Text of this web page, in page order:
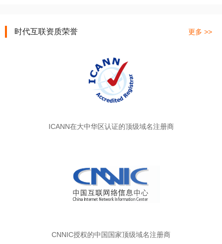
时代互联资质荣誉 更多 >>
ICANN在大中华区认证的顶级域名注册商
CNNIC授权的中国国家顶级域名注册商